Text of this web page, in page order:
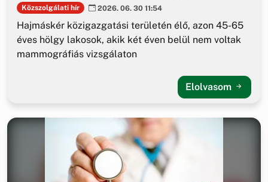
Közszolgálati hír 2026. 06. 30 11:54
Hajmáskér közigazgatási területén élő, azon 45-65
éves hölgy lakosok, akik két éven belül nem voltak
mammográfiás vizsgálaton
Elolvasom